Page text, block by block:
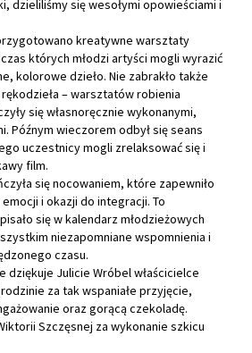
dzieliliśmy się wesołymi opowieściami i
kreatywne warsztaty
których młodzi artyści mogli wyrazić
kolorowe dzieło. Nie zabrakło także
– warsztatów robienia
się własnoręcznie wykonanymi,
Późnym wieczorem odbył się seans
uczestnicy mogli zrelaksować się i
film.
się nocowaniem, które zapewniło
i okazji do integracji. To
się w kalendarz młodzieżowych
niezapomniane wspomnienia i
czasu.
dziękuje Julicie Wróbel właścicielce
za tak wspaniałe przyjęcie,
oraz gorącą czekoladę.
Szczęsnej za wykonanie szkicu